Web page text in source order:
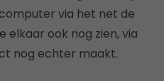
via het net de
elkaar ook nog zien, via
nog echter maakt.